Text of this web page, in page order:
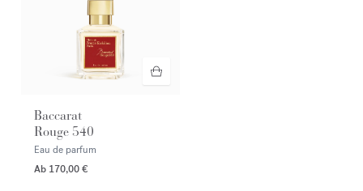
Baccarat
Rouge 540
Eau de parfum
Ab 170,00 €